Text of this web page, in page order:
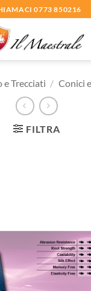
0773 850216
Trecciati / Conici
FILTRA